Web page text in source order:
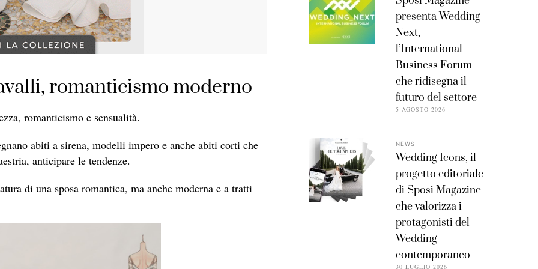
romanticismo moderno
romanticismo e sensualità.
abiti a sirena, modelli impero e anche abiti corti che
anticipare le tendenze.
di una sposa romantica, ma anche moderna e a tratti
presenta Wedding
Next,
l’International
Business Forum
che ridisegna il
futuro del settore
5 AGOSTO 2026
NEWS
Wedding Icons, il
progetto editoriale
di Sposi Magazine
che valorizza i
protagonisti del
Wedding
contemporaneo
30 LUGLIO 2026